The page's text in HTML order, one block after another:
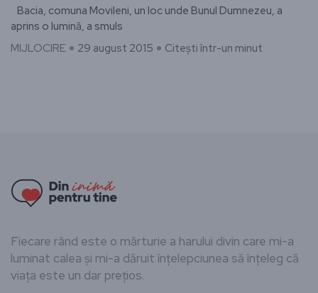
Bacia, comuna Movileni, un loc unde Bunul Dumnezeu, a
aprins o lumină, a smuls
MIJLOCIRE
29 august 2015 Citești într-un minut
Fiecare rând este o mărturie a harului divin care mi-a
luminat calea și mi-a dăruit înțelepciunea să înțeleg că
viața este un dar prețios.